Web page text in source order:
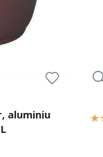
aluminiu